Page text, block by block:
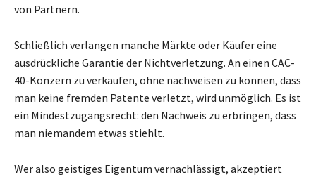
von Partnern.
Schließlich verlangen manche Märkte oder Käufer eine
ausdrückliche Garantie der Nichtverletzung. An einen CAC-
40-Konzern zu verkaufen, ohne nachweisen zu können, dass
man keine fremden Patente verletzt, wird unmöglich. Es ist
ein Mindestzugangsrecht: den Nachweis zu erbringen, dass
man niemandem etwas stiehlt.
Wer also geistiges Eigentum vernachlässigt, akzeptiert